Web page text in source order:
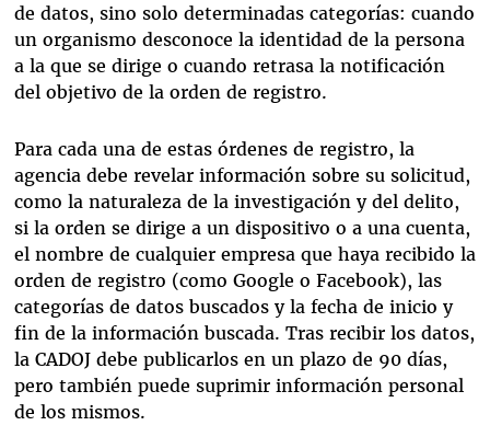
de datos, sino solo determinadas categorías: cuando
un organismo desconoce la identidad de la persona
a la que se dirige o cuando retrasa la notificación
del objetivo de la orden de registro.
Para cada una de estas órdenes de registro, la
agencia debe revelar información sobre su solicitud,
como la naturaleza de la investigación y del delito,
si la orden se dirige a un dispositivo o a una cuenta,
el nombre de cualquier empresa que haya recibido la
orden de registro (como Google o Facebook), las
categorías de datos buscados y la fecha de inicio y
fin de la información buscada. Tras recibir los datos,
la CADOJ debe publicarlos en un plazo de 90 días,
pero también puede suprimir información personal
de los mismos.